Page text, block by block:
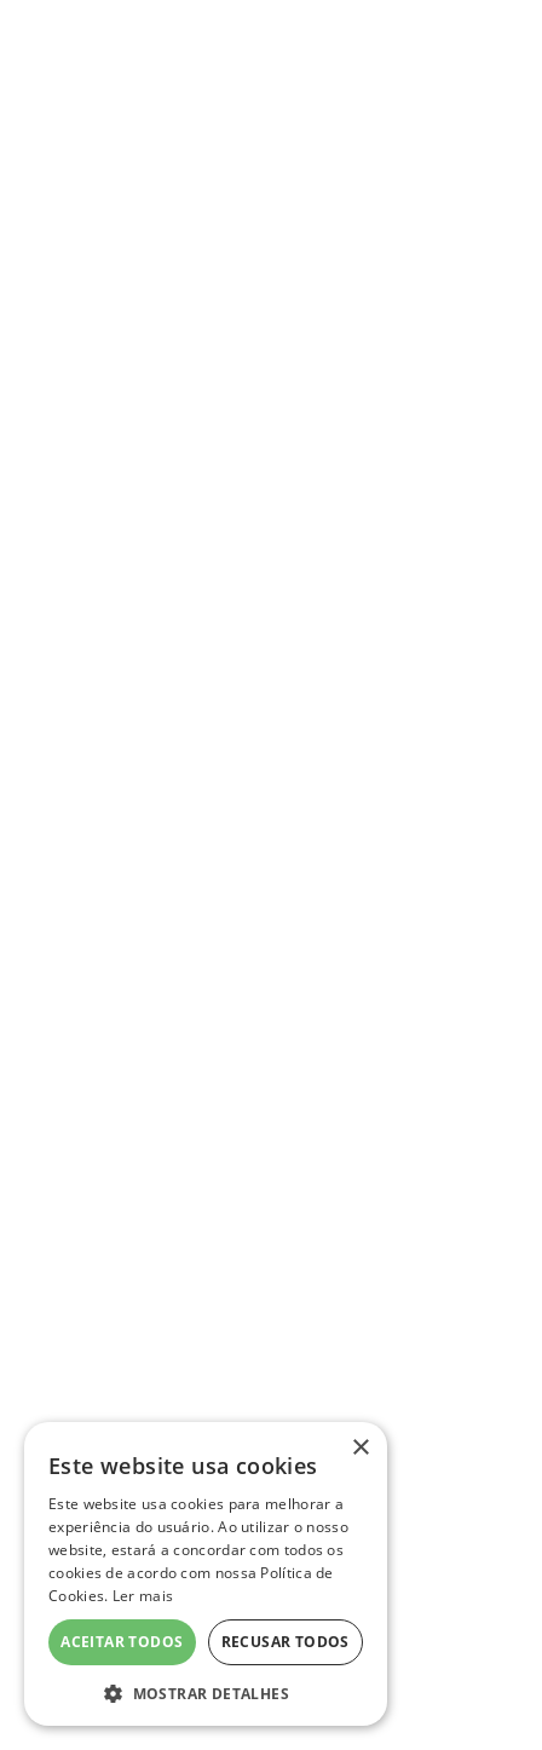
×
Este website usa cookies
Este website usa cookies para melhorar a
experiência do usuário. Ao utilizar o nosso
website, estará a concordar com todos os
cookies de acordo com nossa Política de
Cookies. Ler mais
ACEITAR TODOS RECUSAR TODOS
MOSTRAR DETALHES